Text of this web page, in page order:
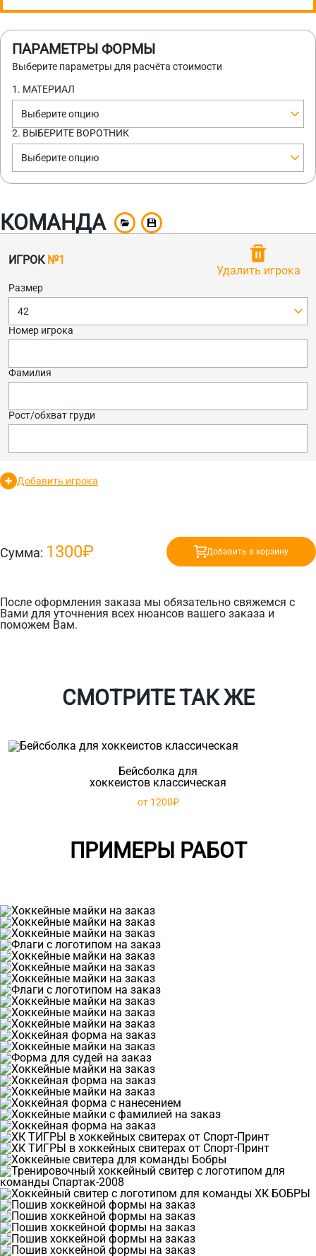
ПАРАМЕТРЫ ФОРМЫ
Выберите параметры для расчёта стоимости
1. МАТЕРИАЛ
Выберите опцию
2. ВЫБЕРИТЕ ВОРОТНИК
Выберите опцию
КОМАНДА
ИГРОК №1
Удалить игрока
Размер
42
Номер игрока
Фамилия
Рост/обхват груди
Добавить игрока
После оформления заказа мы обязательно свяжемся с
Вами для уточнения всех нюансов вашего заказа и
поможем Вам.
Сумма: 1300₽ Добавить в корзину
СМОТРИТЕ ТАК ЖЕ
Бейсболка для
хоккеистов классическая
от 1200₽
ПРИМЕРЫ РАБОТ